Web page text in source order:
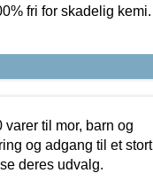
fri for skadelig kemi.
til mor, barn og
og adgang til et stort
deres udvalg.